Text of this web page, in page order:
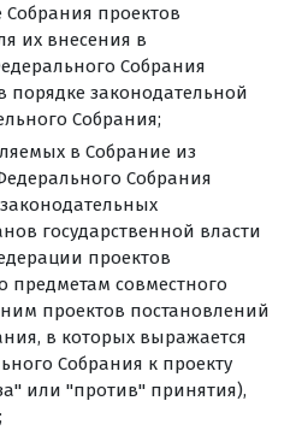
проектов
их внесения в
Собрания
порядке законодательной
Собрания;
в Собрание из
Собрания
государственной власти
проектов
предметам совместного
проектов постановлений
в которых выражается
Собрания к проекту
или "против" принятия),